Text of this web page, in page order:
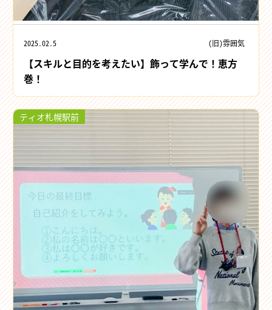
2025.02.5 (旧)雰囲気
【スキルと目的を考えたい】飾って学んで！恵方
巻！
ティオ札幌駅前